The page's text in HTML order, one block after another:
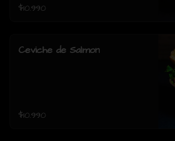
$10.990
Ceviche de Salmon
$10.990